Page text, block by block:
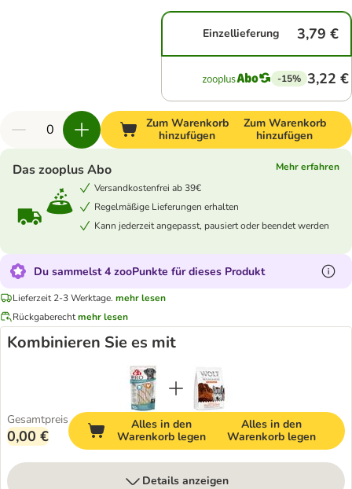
Einzellieferung 3,79 €
-15% 3,22 €
Zum Warenkorb
hinzufügen
Zum Warenkorb
hinzufügen
Das zooplus Abo
Mehr erfahren
Versandkostenfrei ab 39€
Regelmäßige Lieferungen erhalten
Kann jederzeit angepasst, pausiert oder beendet werden
Du sammelst 4 zooPunkte für dieses Produkt
Lieferzeit 2-3 Werktage. mehr lesen
Rückgaberechtmehr lesen
Kombinieren Sie es mit
Gesamtpreis
0,00 €
Alles in den
Warenkorb legen
Alles in den
Warenkorb legen
Details anzeigen